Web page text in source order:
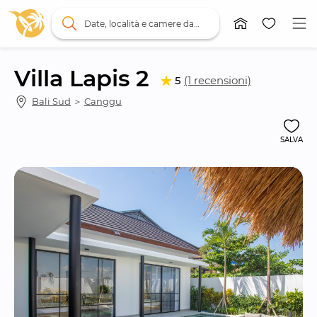
Villa Lapis 2 5 (1 recensioni)
Bali Sud ＞ Canggu
SALVA